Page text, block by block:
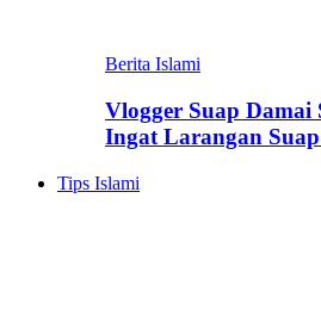
Berita Islami
Vlogger Suap Damai
Ingat Larangan
Tips Islami